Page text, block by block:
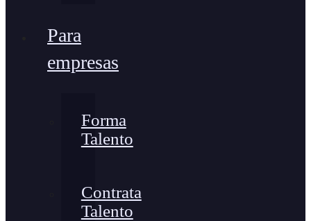
Para
empresas
Forma
Talento
Contrata
Talento